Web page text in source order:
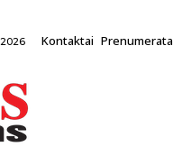
Kontaktai Prenumerata